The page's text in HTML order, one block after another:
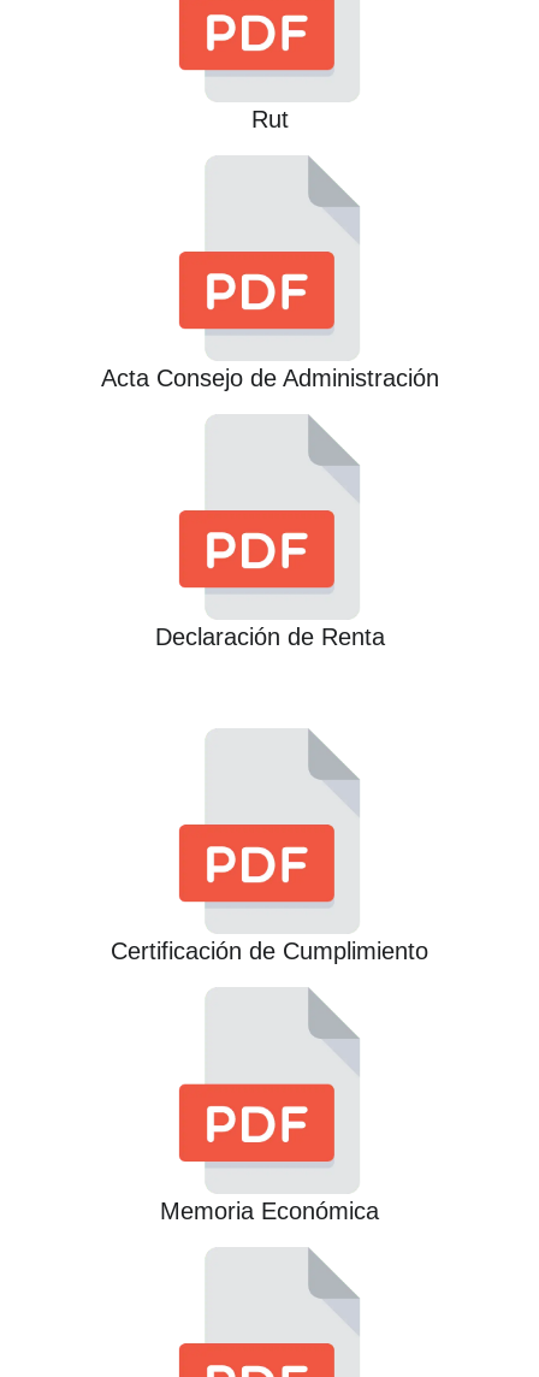
Rut
Acta Consejo de Administración
Declaración de Renta
Certificación de Cumplimiento
Memoria Económica